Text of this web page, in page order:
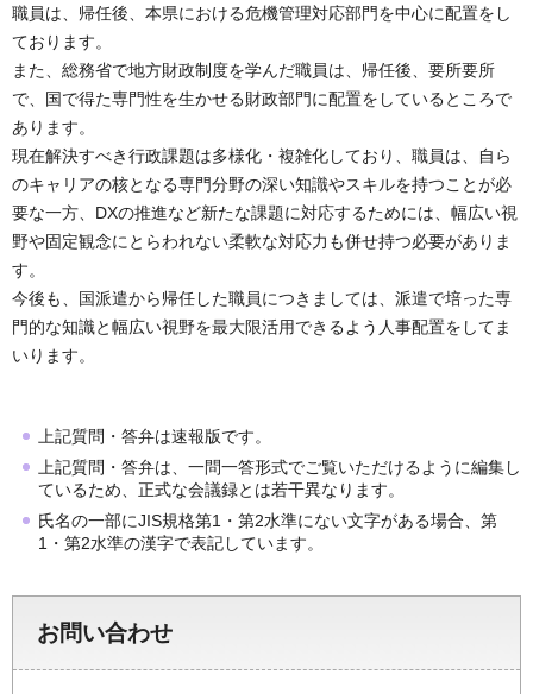
職員は、帰任後、本県における危機管理対応部門を中心に配置をし
ております。
また、総務省で地方財政制度を学んだ職員は、帰任後、要所要所
で、国で得た専門性を生かせる財政部門に配置をしているところで
あります。
現在解決すべき行政課題は多様化・複雑化しており、職員は、自ら
のキャリアの核となる専門分野の深い知識やスキルを持つことが必
要な一方、DXの推進など新たな課題に対応するためには、幅広い視
野や固定観念にとらわれない柔軟な対応力も併せ持つ必要がありま
す。
今後も、国派遣から帰任した職員につきましては、派遣で培った専
門的な知識と幅広い視野を最大限活用できるよう人事配置をしてま
いります。
上記質問・答弁は速報版です。
上記質問・答弁は、一問一答形式でご覧いただけるように編集し
ているため、正式な会議録とは若干異なります。
氏名の一部にJIS規格第1・第2水準にない文字がある場合、第
1・第2水準の漢字で表記しています。
お問い合わせ